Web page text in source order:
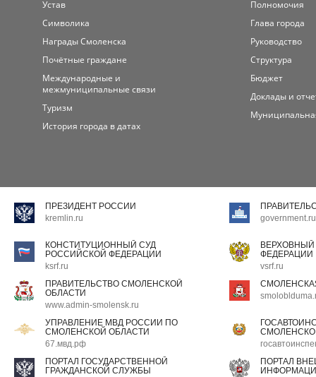
Устав
Символика
Награды Смоленска
Почётные граждане
Международные и
межмуниципальные связи
Туризм
История города в датах
Полномочия
Глава города
Руководство
Структура
Бюджет
Доклады и
ПРЕЗИДЕНТ РОССИИ
kremlin.ru
government.ru
КОНСТИТУЦИОННЫЙ СУД
РОССИЙСКОЙ ФЕДЕРАЦИИ
ksrf.ru
ФЕДЕРАЦИИ
vsrf.ru
ПРАВИТЕЛЬСТВО СМОЛЕНСКОЙ
ОБЛАСТИ
www.admin-smolensk.ru
УПРАВЛЕНИЕ МВД РОССИИ ПО
СМОЛЕНСКОЙ ОБЛАСТИ
67.мвд.рф
ПОРТАЛ ГОСУДАРСТВЕННОЙ
ГРАЖДАНСКОЙ СЛУЖБЫ
ПОРТАЛ